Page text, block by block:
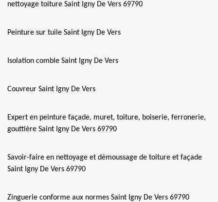
nettoyage toiture Saint Igny De Vers 69790
Peinture sur tuile Saint Igny De Vers
Isolation comble Saint Igny De Vers
Couvreur Saint Igny De Vers
Expert en peinture façade, muret, toiture, boiserie, ferronerie,
gouttière Saint Igny De Vers 69790
Savoir-faire en nettoyage et démoussage de toiture et façade
Saint Igny De Vers 69790
Zinguerie conforme aux normes Saint Igny De Vers 69790